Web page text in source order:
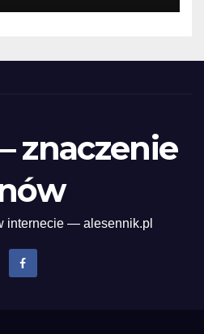
znaczenie
internecie — alesennik.pl